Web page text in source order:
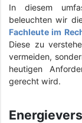
In diesem
beleuchten wir
Fachleute im
Diese zu
vermeiden,
heutigen
gerecht wird.